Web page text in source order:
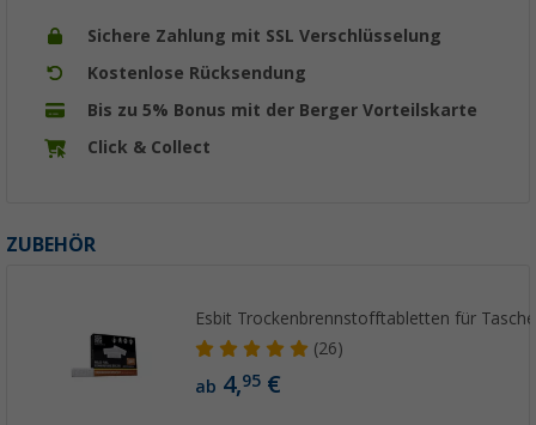
Sichere Zahlung mit SSL Verschlüsselung
Kostenlose Rücksendung
Bis zu 5% Bonus mit der Berger Vorteilskarte
Click & Collect
ZUBEHÖR
Esbit Trockenbrennstofftabletten für
(26)
ab 4,95 €